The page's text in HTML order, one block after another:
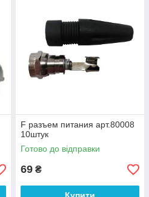
F разъем питания арт.80008
10штук
Готово до відправки
69 ₴